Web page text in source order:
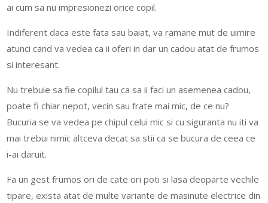
ai cum sa nu impresionezi orice copil.
Indiferent daca este fata sau baiat, va ramane mut de uimire
atunci cand va vedea ca ii oferi in dar un cadou atat de frumos
si interesant.
Nu trebuie sa fie copilul tau ca sa ii faci un asemenea cadou,
poate fi chiar nepot, vecin sau frate mai mic, de ce nu?
Bucuria se va vedea pe chipul celui mic si cu siguranta nu iti va
mai trebui nimic altceva decat sa stii ca se bucura de ceea ce
i-ai daruit.
Fa un gest frumos ori de cate ori poti si lasa deoparte vechile
tipare, exista atat de multe variante de masinute electrice din